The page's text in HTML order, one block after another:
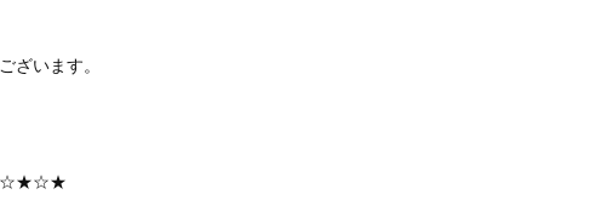
ざいます。